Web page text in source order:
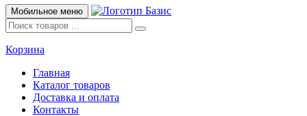
Мобильное меню
Корзина
Главная
Каталог товаров
Доставка и оплата
Контакты